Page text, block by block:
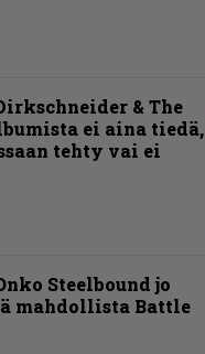
& The
ei aina tiedä,
tehty vai ei
Steelbound jo
mahdollista Battle